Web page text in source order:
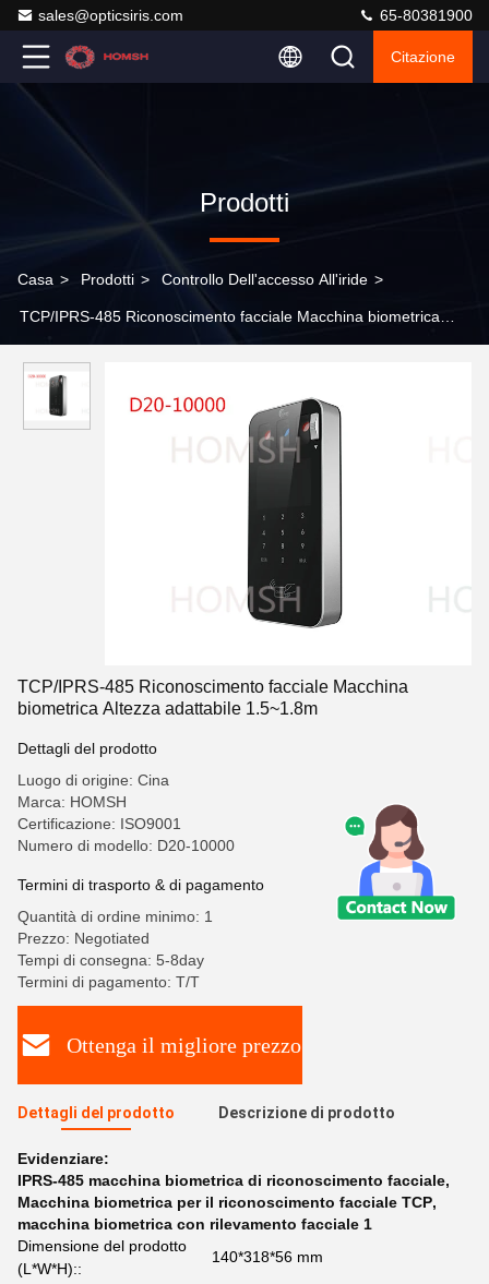
sales@opticsiris.com 65-80381900
Citazione
Prodotti
Casa > Prodotti > Controllo Dell'accesso All'iride >
TCP/IPRS-485 Riconoscimento facciale Macchina biometrica
TCP/IPRS-485 Riconoscimento facciale Macchina
biometrica Altezza adattabile 1.5~1.8m
Dettagli del prodotto
Luogo di origine: Cina
Marca: HOMSH
Certificazione: ISO9001
Numero di modello: D20-10000
Termini di trasporto & di pagamento
Quantità di ordine minimo: 1
Prezzo: Negotiated
Tempi di consegna: 5-8day
Termini di pagamento: T/T
Ottenga il migliore prezzo
Dettagli del prodotto Descrizione di prodotto
Evidenziare:
IPRS-485 macchina biometrica di riconoscimento facciale,
Macchina biometrica per il riconoscimento facciale TCP,
macchina biometrica con rilevamento facciale 1
Dimensione del prodotto
(L*W*H)::
140*318*56 mm